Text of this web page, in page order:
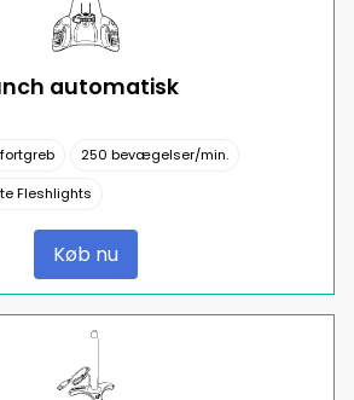
automatisk
250 bevægelser/min.
Fleshlights
Køb nu